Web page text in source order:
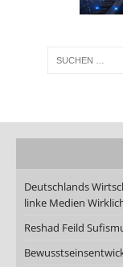
Deutschlands
linke Medien
Reshad Feild